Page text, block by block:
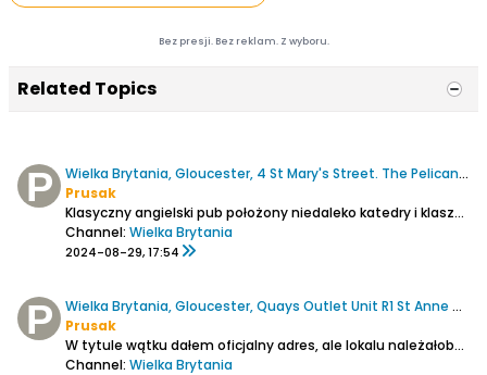
Bez presji. Bez reklam. Z wyboru.
Related Topics
Wielka Brytania, Gloucester, 4 St Mary's Street. The Pelican Inn
Prusak
Klasyczny angielski pub położony niedaleko katedry i klasztoru w Gloucester, znanych przede wszystkim z tego, że kręcono tam sceny z Harrego Pottera (choć pewnie powinny być znane z innego powodu. Klientela złożona głównie z lokalsów, zróżnicowanych pod względem wiekowym i statusu społecznego,...
Channel: Wielka Brytania
2024-08-29, 17:54
Wielka Brytania, Gloucester, Quays Outlet Unit R1 St Anne Walk, Brewhouse&KItchen
Prusak
W tytule wątku dałem oficjalny adres, ale lokalu należałoby szukać raczej pod Llanthony Road przy nabrzeżu kanału portowego.
Channel: Wielka Brytania